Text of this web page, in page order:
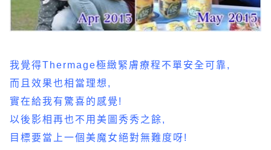
我覺得Thermage極緻緊膚療程不單安全可靠,
而且效果也相當理想,
實在給我有驚喜的感覺!
以後影相再也不用美圖秀秀之餘,
目標要當上一個美魔女絕對無難度呀!